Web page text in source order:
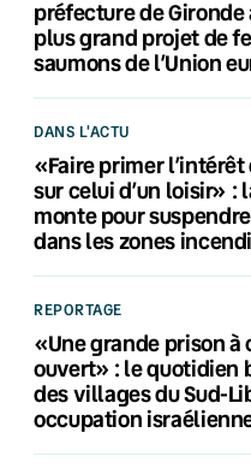
préfecture de
plus grand projet de
saumons de l’Union
DANS L'ACTU
«Faire primer
sur celui d’un loisir» :
monte pour
dans les zones
REPORTAGE
«Une grande prison à
ouvert» : le quotidien
des villages du Sud-
occupation